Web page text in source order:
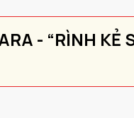
- “RÌNH KẺ